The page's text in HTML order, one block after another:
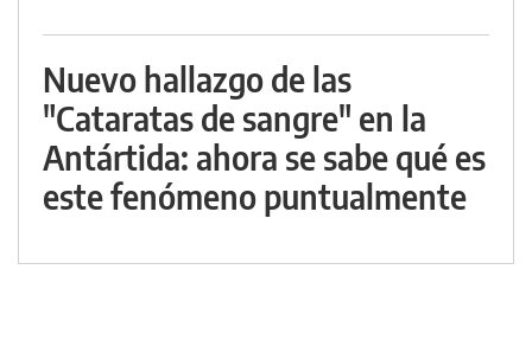
Nuevo hallazgo de las
"Cataratas de sangre" en la
Antártida: ahora se sabe qué es
este fenómeno puntualmente